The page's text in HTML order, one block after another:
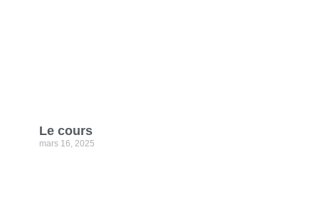
Le cours
mars 16, 2025